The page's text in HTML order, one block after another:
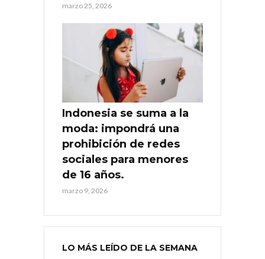
marzo 25, 2026
Indonesia se suma a la
moda: impondrá una
prohibición de redes
sociales para menores
de 16 años.
marzo 9, 2026
LO MÁS LEÍDO DE LA SEMANA